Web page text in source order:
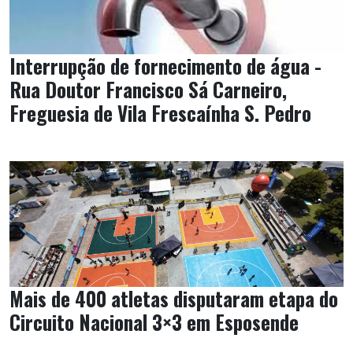
Interrupção de fornecimento de água -
Rua Doutor Francisco Sá Carneiro,
Freguesia de Vila Frescaínha S. Pedro
Mais de 400 atletas disputaram etapa do
Circuito Nacional 3×3 em Esposende